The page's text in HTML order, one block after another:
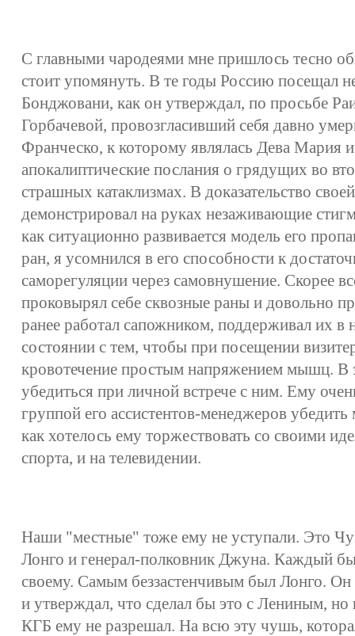
С главными чародеями мне пришлось тесно
стоит упомянуть. В те годы Россию посещал
Бонджовани, как он утверждал, по просьбе
Горбачевой, провозгласивший себя давно
Франческо, к которому являлась Дева Мария и
апокалиптические послания о грядущих во
страшных катаклизмах. В доказательство
демонстрировал на руках незаживающие
как ситуационно развивается модель его
ран, я усомнился в его способности к
саморегуляции через самовнушение. Скорее
проковырял себе сквозные раны и довольно
ранее работал сапожником, поддерживал их
состоянии с тем, чтобы при посещении
кровотечение простым напряжением мышц. В
убедиться при личной встрече с ним. Ему
группой его ассистентов-менеджеров
как хотелось ему торжествовать со своими
спорта, и на телевидении.
Наши "местные" тоже ему не уступали. Это
Лонго и генерал-полковник Джуна. Каждый
своему. Самым беззастенчивым был Лонго.
и утверждал, что сделал бы это с Лениным, но
КГБ ему не разрешал. На всю эту чушь,